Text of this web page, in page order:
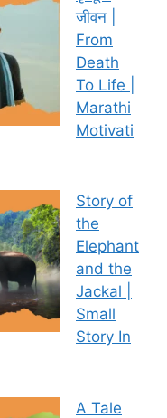
जीवन |
From
Death
To Life |
Marathi
Motivati
Story of
the
Elephant
and the
Jackal |
Small
Story In
A Tale